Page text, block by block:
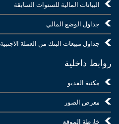
البيانات المالية للسنوات السابقة
جداول الوضع المالي
جداول مبيعات البنك من العملة الاجنبية
روابط داخلية
مكتبة الفديو
معرض الصور
خارطة الموقع